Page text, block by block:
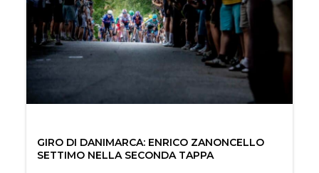
GIRO DI DANIMARCA: ENRICO ZANONCELLO
SETTIMO NELLA SECONDA TAPPA